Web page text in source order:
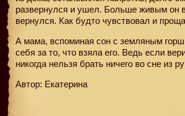
развернулся и ушел. Больше живым он
вернулся. Как будто чувствовал и
А мама, вспоминая сон с земляным
себя за то, что взяла его. Ведь если
никогда нельзя брать ничего во сне из
Автор: Екатерина